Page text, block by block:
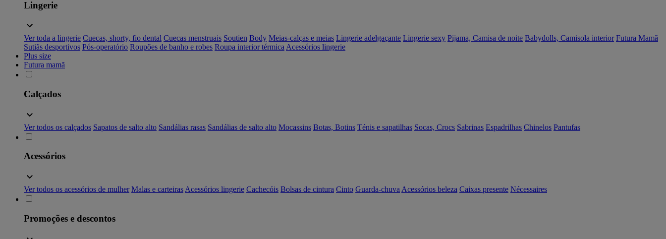
Lingerie
Ver toda a lingerie Cuecas, shorty, fio dental Cuecas menstruais Soutien Body Meias-calças e meias Lingerie adelgaçante Lingerie sexy Pijama, Camisa de noite Babydolls, Camisola interior Futura Mamã
Sutiãs desportivos Pós-operatório Roupões de banho e robes Roupa interior térmica Acessórios lingerie
Plus size
Futura mamã
Calçados
Ver todos os calçados Sapatos de salto alto Sandálias rasas Sandálias de salto alto Mocassins Botas, Botins Ténis e sapatilhas Socas, Crocs Sabrinas Espadrilhas Chinelos Pantufas
Acessórios
Ver todos os acessórios de mulher Malas e carteiras Acessórios lingerie Cachecóis Bolsas de cintura Cinto Guarda-chuva Acessórios beleza Caixas presente Nécessaires
Promoções e descontos